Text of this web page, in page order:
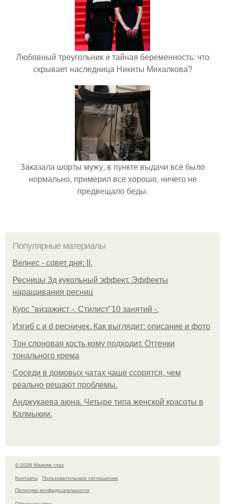
Любовный треугольник и тайная беременность: что
скрывает наследница Никиты Михалкова?
Заказала шорты мужу, в пункте выдачи всё было
нормально, примерил все хорошо, ничего не
предвещало беды.
Популярные материалы
Велнес - совет дня: II.
Ресницы 3д кукольный эффект. Эффекты
наращивания ресниц
Курс "визажист -. Стилист"10 занятий -.
Изгиб c и d ресничек. Как выглядит: описание и фото
Тон слоновая кость кому подходит. Оттенки
тонального крема
Соседи в домовых чатах чаще ссорятся, чем
реально решают проблемы.
Анджукаева аюна. Четыре типа женской красоты в
Калмыкии.
© 2026 Макияж глаз
Контакты
Пользовательское соглашение
Политика конфидециальности